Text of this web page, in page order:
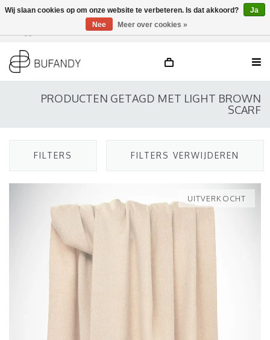
DE / EN
PRODUCTEN GETAGD MET LIGHT BROWN
SCARF
FILTERS FILTERS VERWIJDEREN
UITVERKOCHT
Wij slaan cookies op om onze website te verbeteren. Is dat akkoord?
Ja
Nee
Meer over cookies »